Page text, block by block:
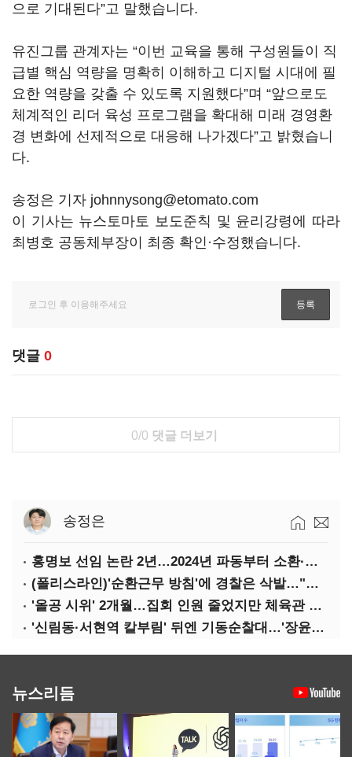
으로 기대된다”고 말했습니다.
유진그룹 관계자는 “이번 교육을 통해 구성원들이 직
급별 핵심 역량을 명확히 이해하고 디지털 시대에 필
요한 역량을 갖출 수 있도록 지원했다”며 “앞으로도
체계적인 리더 육성 프로그램을 확대해 미래 경영환
경 변화에 선제적으로 대응해 나가겠다”고 밝혔습니
다.
송정은 기자 johnnysong@etomato.com
이 기사는 뉴스토마토 보도준칙 및 윤리강령에 따라
최병호 공동체부장이 최종 확인·수정했습니다.
댓글 0
0/0 댓글 더보기
송정은
홍명보 선임 논란 2년…2024년 파동부터 소환·압색까지
(폴리스라인)'순환근무 방침'에 경찰은 삭발…"베테랑·수사력 보강 먼저"
'올공 시위' 2개월…집회 인원 줄었지만 체육관 봉쇄 계속
'신림동·서현역 칼부림' 뒤엔 기동순찰대…'장윤기 은폐·조작' 후엔 내부비리수사대
뉴스리듬